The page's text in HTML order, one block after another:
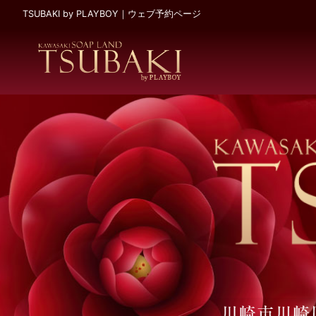
TSUBAKI by PLAYBOY｜ウェブ予約ページ